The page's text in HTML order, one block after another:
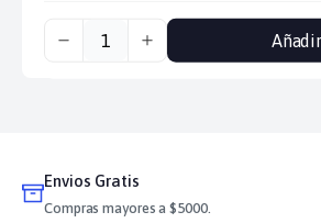
Añadir
Envios Gratis
Compras mayores a $5000.